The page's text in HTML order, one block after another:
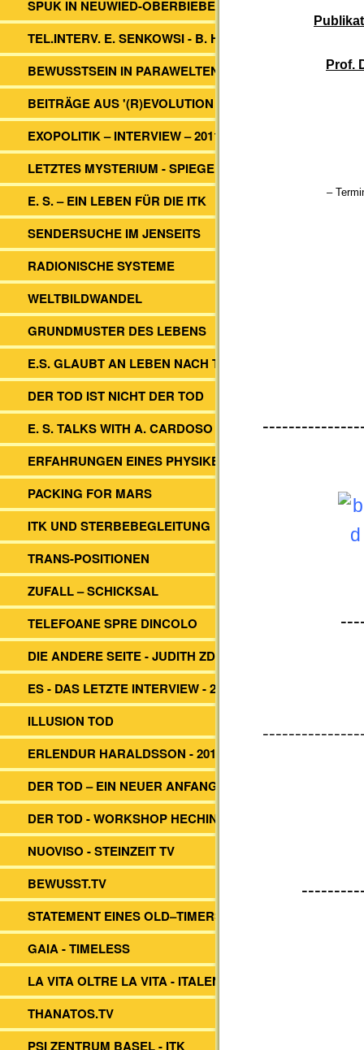
SPUK IN NEUWIED-OBERBIEBER
TEL.INTERV. E. SENKOWSI - B. HEIM
BEWUSSTSEIN IN PARAWELTEN
BEITRÄGE AUS '(R)EVOLUTION 2012'
EXOPOLITIK – INTERVIEW – 2011
LETZTES MYSTERIUM - SPIEGEL TV
E. S. – EIN LEBEN FÜR DIE ITK
SENDERSUCHE IM JENSEITS
RADIONISCHE SYSTEME
WELTBILDWANDEL
GRUNDMUSTER DES LEBENS
E.S. GLAUBT AN LEBEN NACH TOD
DER TOD IST NICHT DER TOD
E. S. TALKS WITH A. CARDOSO
ERFAHRUNGEN EINES PHYSIKERS
PACKING FOR MARS
ITK UND STERBEBEGLEITUNG
TRANS-POSITIONEN
ZUFALL – SCHICKSAL
TELEFOANE SPRE DINCOLO
DIE ANDERE SEITE - JUDITH ZDESAR
ES - DAS LETZTE INTERVIEW - 2014
ILLUSION TOD
ERLENDUR HARALDSSON - 2017
DER TOD – EIN NEUER ANFANG?
DER TOD - WORKSHOP HECHINGEN
NUOVISO - STEINZEIT TV
BEWUSST.TV
STATEMENT EINES OLD–TIMERS
GAIA - TIMELESS
LA VITA OLTRE LA VITA - ITALEN
THANATOS.TV
PSI ZENTRUM BASEL - ITK
Prof.
–